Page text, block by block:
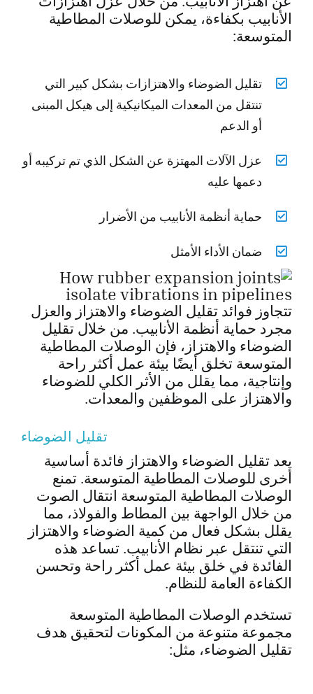
الأنابيب بكفاءة، يمكن للوصلات المطاطية
المتوسعة:
تقليل الضوضاء والاهتزازات بشكل كبير التي
تنتقل من المعدات الميكانيكية إلى هيكل المبنى
أو الدعم
عزل الآلات المهتزة عن الشكل الذي تم تركيبه أو
دعمها عليه
حماية أنظمة الأنابيب من الأضرار
ضمان الأداء الأمثل
تتجاوز فوائد تقليل الضوضاء والاهتزاز والعزل
مجرد حماية أنظمة الأنابيب. من خلال تقليل
الضوضاء والاهتزاز، فإن الوصلات المطاطية
المتوسعة تخلق أيضًا بيئة عمل أكثر راحة
وإنتاجية، مما يقلل من الأثر الكلي للضوضاء
والاهتزاز على الموظفين والمعدات.
تقليل الضوضاء
يعد تقليل الضوضاء والاهتزاز فائدة أساسية
أخرى للوصلات المطاطية المتوسعة. تمنع
الوصلات المطاطية المتوسعة انتقال الصوت
من خلال الواجهة بين المطاط والفولاذ، مما
يقلل بشكل فعال من كمية الضوضاء والاهتزاز
التي تنتقل عبر نظام الأنابيب. تساعد هذه
الفائدة في خلق بيئة عمل أكثر راحة وتحسن
الكفاءة العامة للنظام.
تستخدم الوصلات المطاطية المتوسعة
مجموعة متنوعة من المكونات لتحقيق هدف
تقليل الضوضاء، مثل: